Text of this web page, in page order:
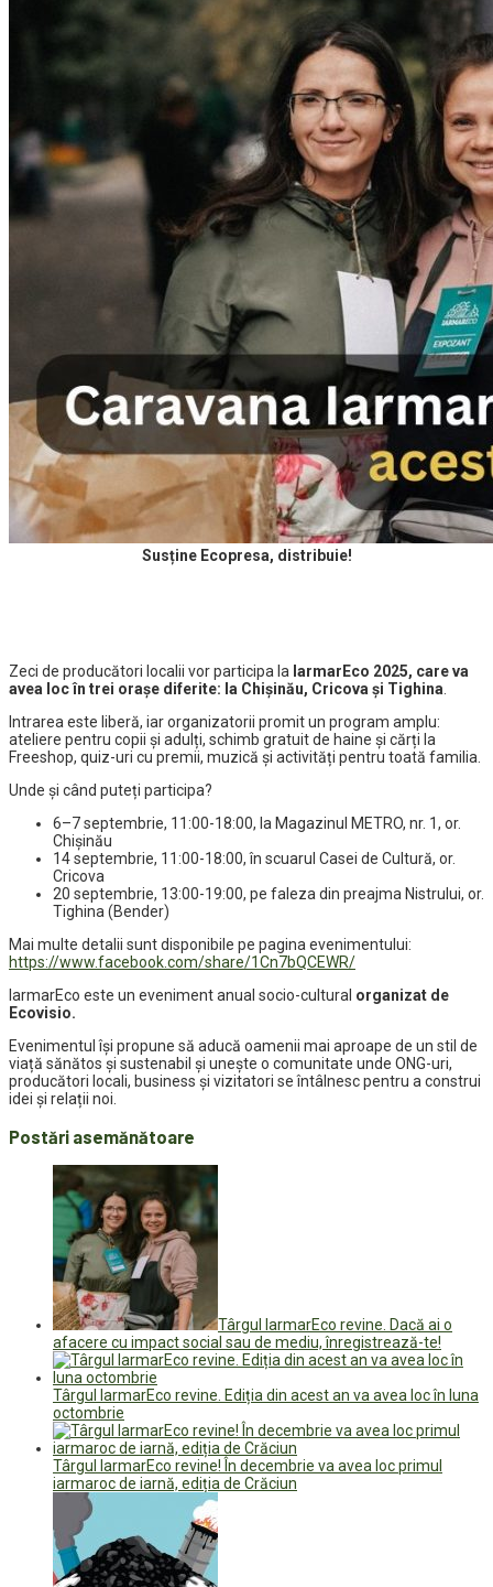
Susține Ecopresa, distribuie!
Zeci de producători localii vor participa la IarmarEco 2025, care va
avea loc în trei orașe diferite: la Chișinău, Cricova și Tighina
Intrarea este liberă, iar organizatorii promit un program amplu:
ateliere pentru copii și adulți, schimb gratuit de haine și cărți la
Freeshop, quiz-uri cu premii, muzică și activități pentru toată familia.
Unde și când puteți participa?
6–7 septembrie, 11:00-18:00, la Magazinul METRO, nr. 1, or.
Chișinău
14 septembrie, 11:00-18:00, în scuarul Casei de Cultură, or.
Cricova
20 septembrie, 13:00-19:00, pe faleza din preajma Nistrului, or.
Tighina (Bender)
Mai multe detalii sunt disponibile pe pagina evenimentului:
https://www.facebook.com/share/1Cn7bQCEWR/
IarmarEco este un eveniment anual socio-cultural organizat de
Ecovisio.
Evenimentul își propune să aducă oamenii mai aproape de un stil de
viață sănătos și sustenabil și unește o comunitate unde ONG-uri,
producători locali, business și vizitatori se întâlnesc pentru a construi
idei și relații noi.
Postări asemănătoare
Târgul IarmarEco revine. Dacă ai o
afacere cu impact social sau de mediu, înregistrează-te!
Târgul IarmarEco revine. Ediția din acest an va avea loc în luna
octombrie
Târgul IarmarEco revine! În decembrie va avea loc primul
iarmaroc de iarnă, ediția de Crăciun